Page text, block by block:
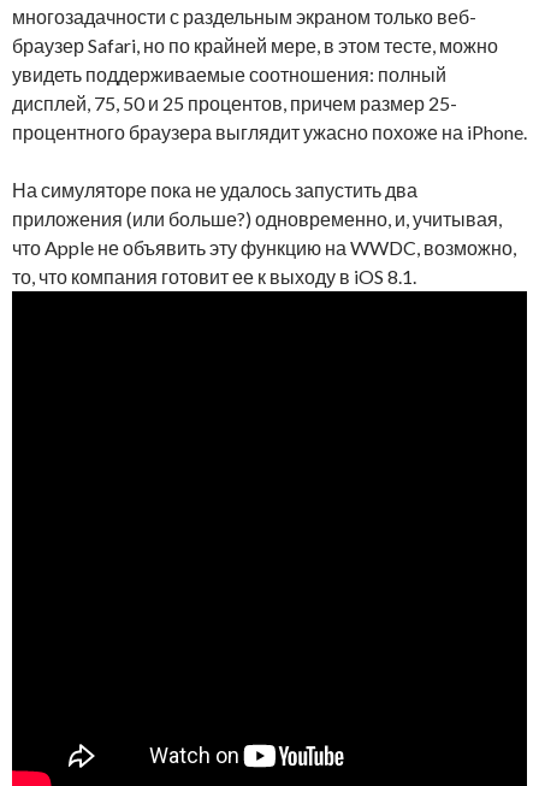
многозадачности с раздельным экраном только веб-
браузер Safari, но по крайней мере, в этом тесте, можно
увидеть поддерживаемые соотношения: полный
дисплей, 75, 50 и 25 процентов, причем размер 25-
процентного браузера выглядит ужасно похоже на iPhone.
На симуляторе пока не удалось запустить два
приложения (или больше?) одновременно, и, учитывая,
что Apple не объявить эту функцию на WWDC, возможно,
то, что компания готовит ее к выходу в iOS 8.1.